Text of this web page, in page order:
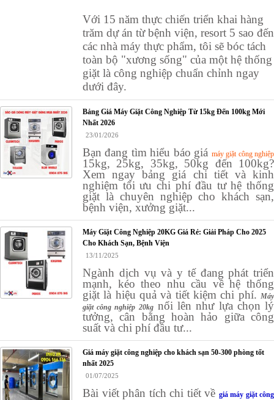
Với 15 năm thực chiến triển khai hàng
trăm dự án từ bệnh viện, resort 5 sao đến
các nhà máy thực phẩm, tôi sẽ bóc tách
toàn bộ "xương sống" của một hệ thống
giặt là công nghiệp chuẩn chỉnh ngay
dưới đây.
Bảng Giá Máy Giặt Công Nghiệp Từ 15kg Đến 100kg Mới
Nhất 2026
23/01/2026
Bạn đang tìm hiểu báo giá máy giặt công nghiệp
15kg, 25kg, 35kg, 50kg đến 100kg?
Xem ngay bảng giá chi tiết và kinh
nghiệm tối ưu chi phí đầu tư hệ thống
giặt là chuyên nghiệp cho khách sạn,
bệnh viện, xưởng giặt...
Máy Giặt Công Nghiệp 20KG Giá Rẻ: Giải Pháp Cho 2025
Cho Khách Sạn, Bệnh Viện
13/11/2025
Ngành dịch vụ và y tế đang phát triển
mạnh, kéo theo nhu cầu về hệ thống
giặt là hiệu quả và tiết kiệm chi phí. Máy
giặt công nghiệp 20kgnổi lên như lựa chọn lý
tưởng, cân bằng hoàn hảo giữa công
suất và chi phí đầu tư...
Giá máy giặt công nghiệp cho khách sạn 50-300 phòng tốt
nhất 2025
01/07/2025
Bài viết phân tích chi tiết về giá máy giặt công